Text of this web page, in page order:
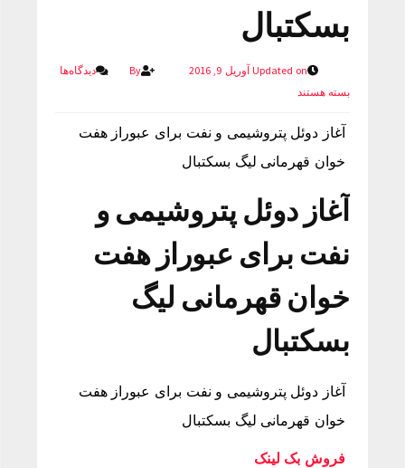
بسکتبال
Updated on آوریل 9, 2016 By
دیدگاه‌ها
بسته هستند
آغاز دوئل پتروشیمی و نفت برای عبوراز هفت
خوان قهرمانی لیگ بسکتبال
آغاز دوئل پتروشیمی و
نفت برای عبوراز هفت
خوان قهرمانی لیگ
بسکتبال
آغاز دوئل پتروشیمی و نفت برای عبوراز هفت
خوان قهرمانی لیگ بسکتبال
فروش بک لینک